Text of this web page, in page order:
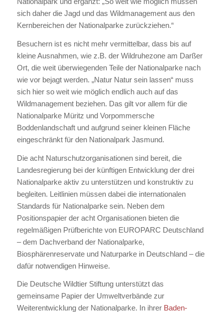
sich daher die Jagd und das Wildmanagement aus den
Kernbereichen der Nationalparke zurückziehen.“
Besuchern ist es nicht mehr vermittelbar, dass bis auf
kleine Ausnahmen, wie z.B. der Wildruhezone am Darßer
Ort, die weit überwiegenden Teile der Nationalparke nach
wie vor bejagt werden. „Natur Natur sein lassen“ muss
sich hier so weit wie möglich endlich auch auf das
Wildmanagement beziehen. Das gilt vor allem für die
Nationalparke Müritz und Vorpommersche
Boddenlandschaft und aufgrund seiner kleinen Fläche
eingeschränkt für den Nationalpark Jasmund.
Die acht Naturschutzorganisationen sind bereit, die
Landesregierung bei der künftigen Entwicklung der drei
Nationalparke aktiv zu unterstützen und konstruktiv zu
begleiten. Leitlinien müssen dabei die internationalen
Standards für Nationalparke sein. Neben dem
Positionspapier der acht Organisationen bieten die
regelmäßigen Prüfberichte von EUROPARC Deutschland
– dem Dachverband der Nationalparke,
Biosphärenreservate und Naturparke in Deutschland – die
dafür notwendigen Hinweise.
Die Deutsche Wildtier Stiftung unterstützt das
gemeinsame Papier der Umweltverbände zur
Weiterentwicklung der Nationalparke. In ihrer Baden-